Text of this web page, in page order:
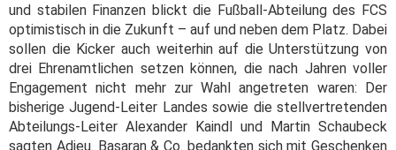
und stabilen Finanzen blickt die Fußball-Abteilung des FCS
optimistisch in die Zukunft – auf und neben dem Platz. Dabei
sollen die Kicker auch weiterhin auf die Unterstützung von
drei Ehrenamtlichen setzen können, die nach Jahren voller
Engagement nicht mehr zur Wahl angetreten waren: Der
bisherige Jugend-Leiter Landes sowie die stellvertretenden
Abteilungs-Leiter Alexander Kaindl und Martin Schaubeck
sagten Adieu. Basaran & Co. bedankten sich mit Geschenken